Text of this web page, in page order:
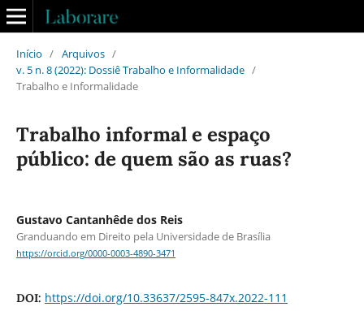
Início / Arquivos /
v. 5 n. 8 (2022): Dossiê Trabalho e Informalidade /
Trabalho e Informalidade
Trabalho informal e espaço
público: de quem são as ruas?
Gustavo Cantanhêde dos Reis
Granduando em Direito pela Universidade de Brasília
https://orcid.org/0000-0003-4890-3471
DOI: https://doi.org/10.33637/2595-847x.2022-111